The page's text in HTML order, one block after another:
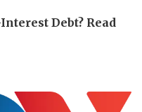
Nhà đẹp